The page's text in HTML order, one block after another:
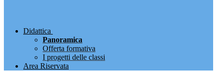
Didattica
Panoramica
Offerta formativa
I progetti delle classi
Area Riservata